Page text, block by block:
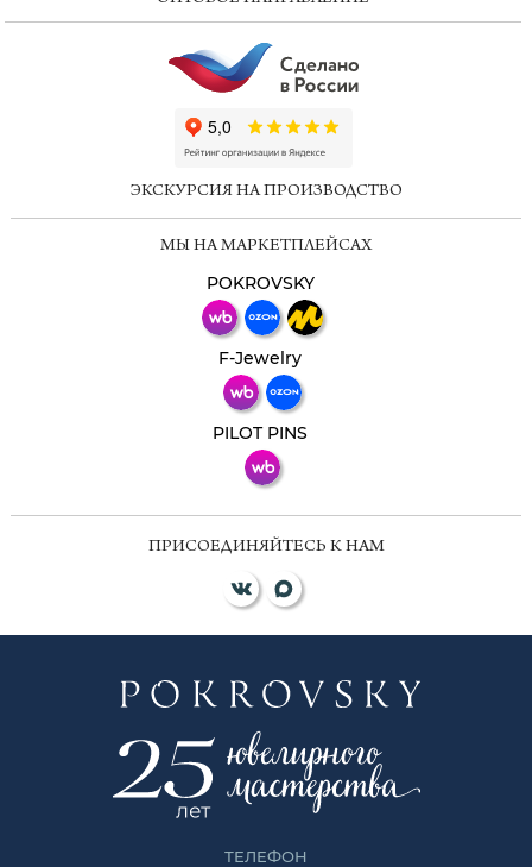
ЭКСКУРСИЯ НА ПРОИЗВОДСТВО
МЫ НА МАРКЕТПЛЕЙСАХ
POKROVSKY
F-Jewelry
PILOT PINS
ПРИСОЕДИНЯЙТЕСЬ К НАМ
ТЕЛЕФОН